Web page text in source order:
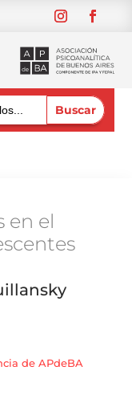
en el
de APdeBA